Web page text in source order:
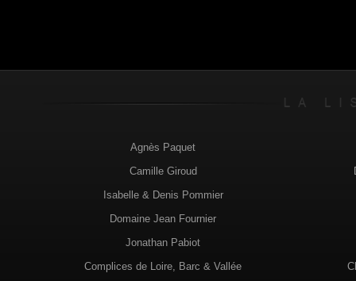
Agnès Paquet
Camille Giroud
Isabelle & Denis Pommier
Domaine Jean Fournier
Jonathan Pabiot
Complices de Loire, Barc & Vallée